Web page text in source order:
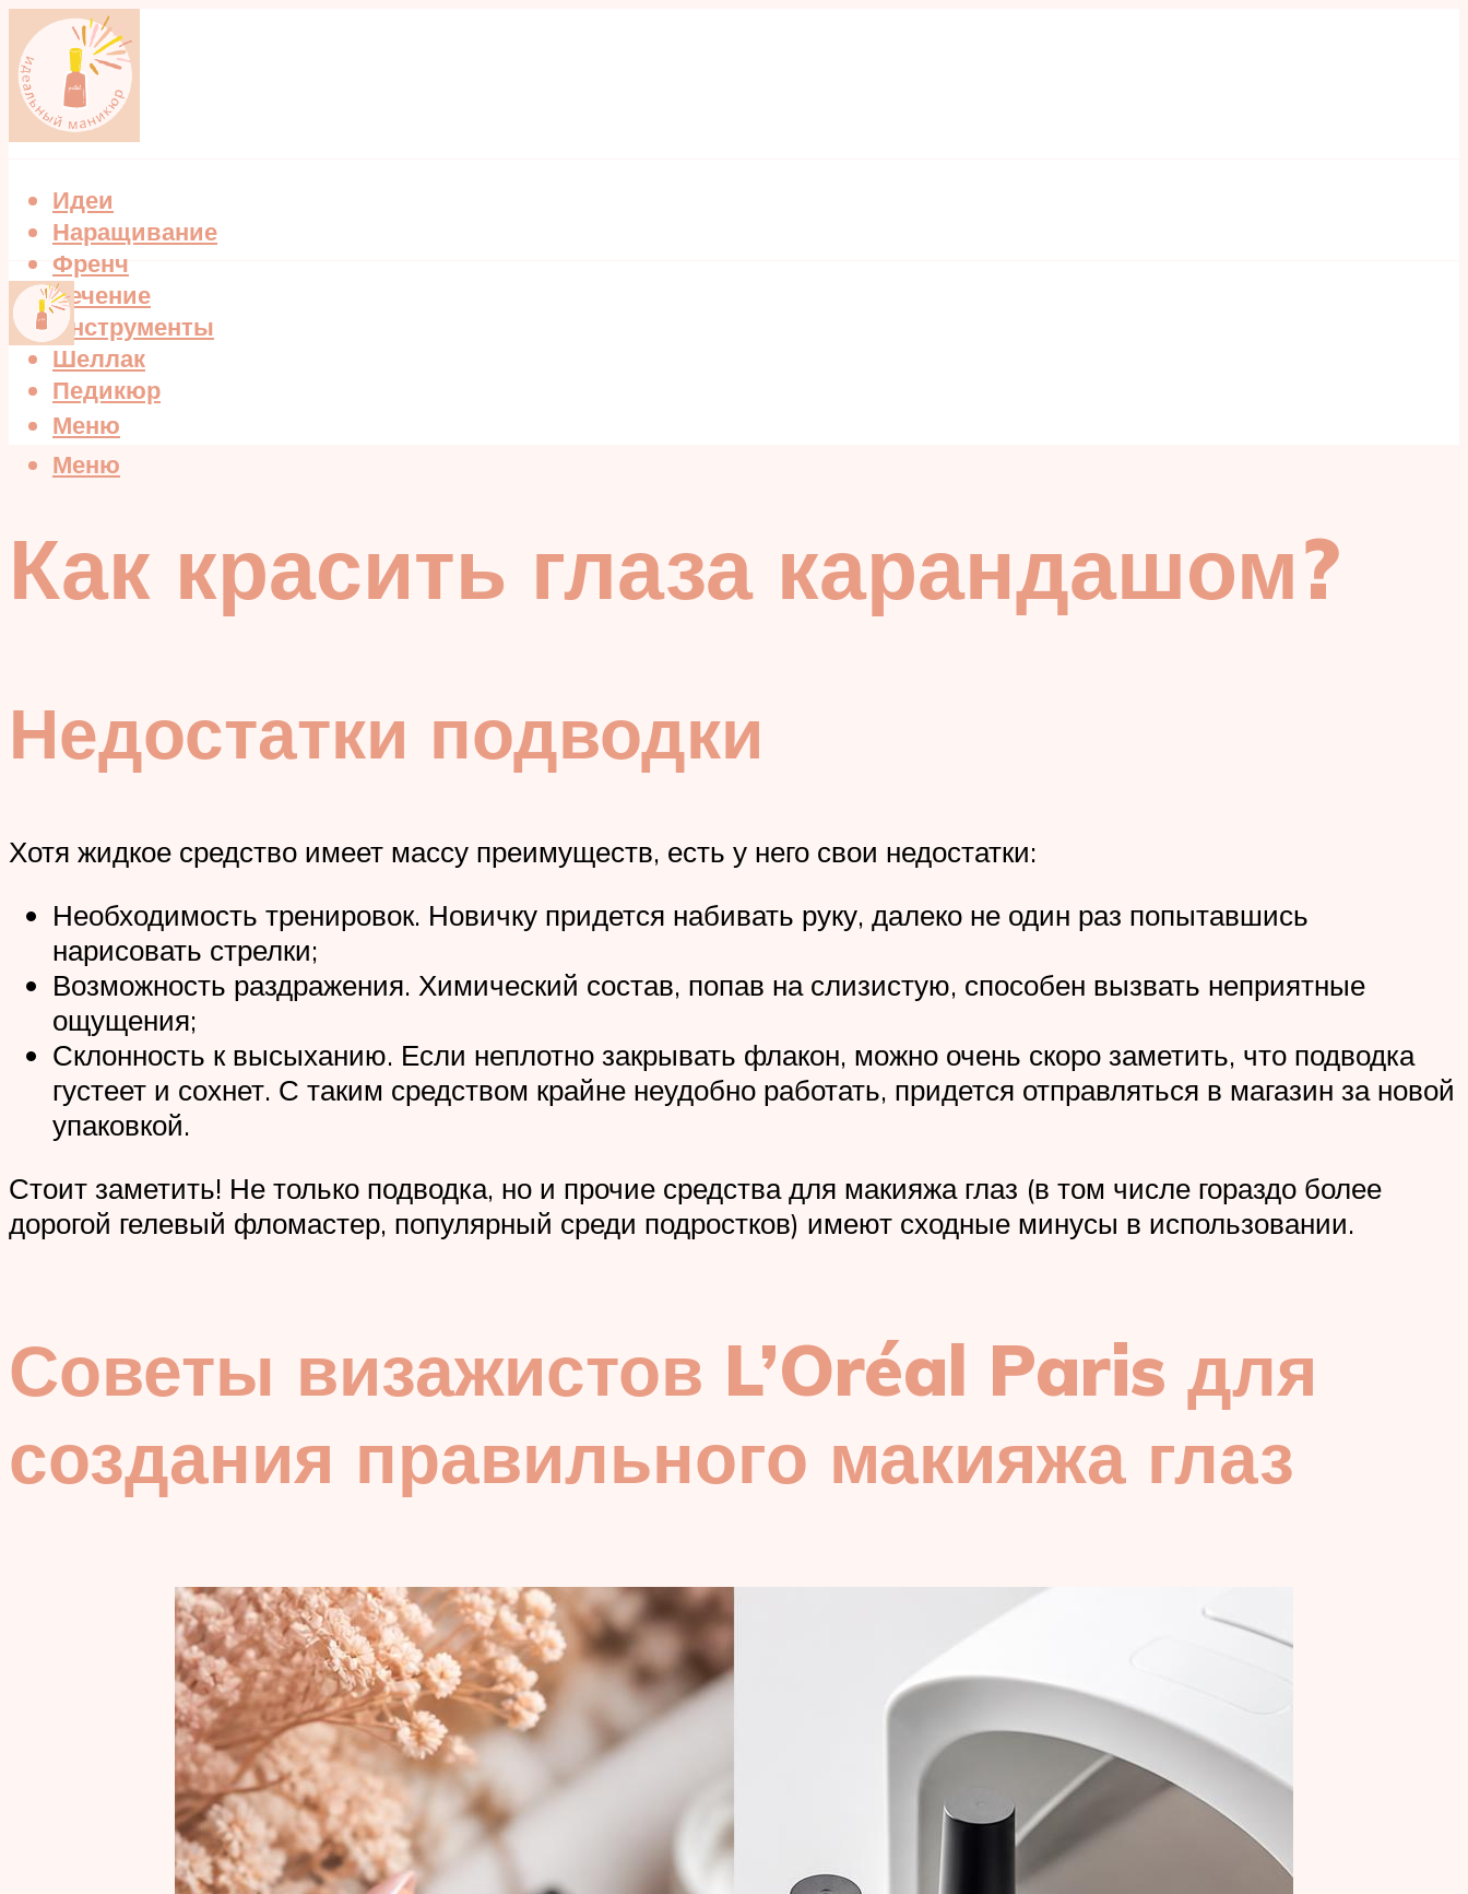
Идеи
Наращивание
Френч
Лечение
Инструменты
Шеллак
Педикюр
Меню
Меню
Как красить глаза карандашом?
Недостатки подводки
Хотя жидкое средство имеет массу преимуществ, есть у него свои недостатки:
Необходимость тренировок. Новичку придется набивать руку, далеко не один раз попытавшись
нарисовать стрелки;
Возможность раздражения. Химический состав, попав на слизистую, способен вызвать неприятные
ощущения;
Склонность к высыханию. Если неплотно закрывать флакон, можно очень скоро заметить, что подводка
густеет и сохнет. С таким средством крайне неудобно работать, придется отправляться в магазин за новой
упаковкой.
Стоит заметить! Не только подводка, но и прочие средства для макияжа глаз (в том числе гораздо более
дорогой гелевый фломастер, популярный среди подростков) имеют сходные минусы в использовании.
Советы визажистов L’Oréal Paris для
создания правильного макияжа глаз